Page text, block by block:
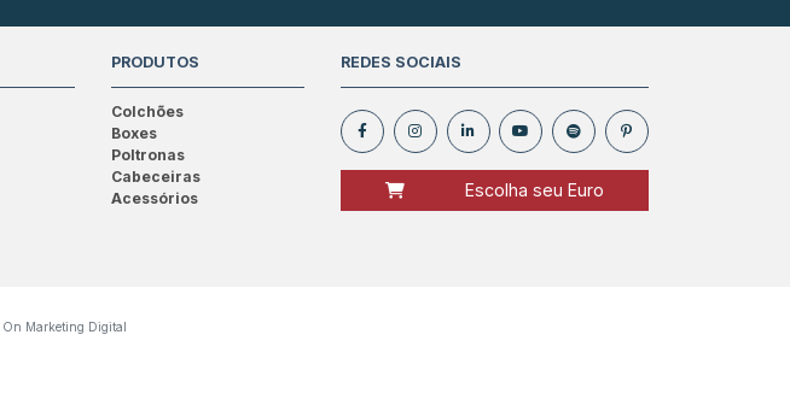
PRODUTOS
Colchões
Boxes
Poltronas
Cabeceiras
Acessórios
REDES SOCIAIS
Escolha seu Euro
On Marketing Digital